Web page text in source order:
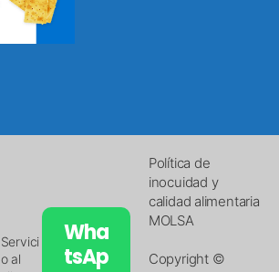
Servici
o al
Wha
tsAp
Política de
inocuidad y
calidad alimentaria
MOLSA
Copyright ©